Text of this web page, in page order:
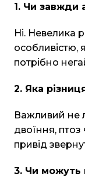
1. Чи завжди
Ні. Невелика
особливістю,
потрібно
2. Яка
Важливий не
двоїння, птоз
привід
3. Чи можуть